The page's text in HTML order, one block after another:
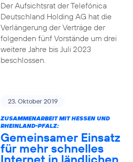
Der Aufsichtsrat der Telefónica
Deutschland Holding AG hat die
Verlängerung der Verträge der
folgenden fünf Vorstände um drei
weitere Jahre bis Juli 2023
beschlossen.
23. Oktober 2019
ZUSAMMENARBEIT MIT HESSEN UND
RHEINLAND-PFALZ:
Gemeinsamer Einsatz
für mehr schnelles
Internet in ländlichen